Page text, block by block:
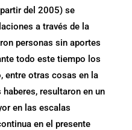
del 2005) se
a través de la
personas sin aportes
todo este tiempo los
entre otras cosas en la
resultaron en un
en las escalas
en el presente